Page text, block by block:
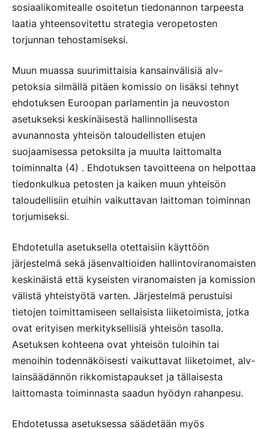
sosiaalikomitealle osoitetun tiedonannon tarpeesta
laatia yhteensovitettu strategia veropetosten
torjunnan tehostamiseksi.
Muun muassa suurimittaisia kansainvälisiä alv-
petoksia silmällä pitäen komissio on lisäksi tehnyt
ehdotuksen Euroopan parlamentin ja neuvoston
asetukseksi keskinäisestä hallinnollisesta
avunannosta yhteisön taloudellisten etujen
suojaamisessa petoksilta ja muulta laittomalta
toiminnalta (4) . Ehdotuksen tavoitteena on helpottaa
tiedonkulkua petosten ja kaiken muun yhteisön
taloudellisiin etuihin vaikuttavan laittoman toiminnan
torjumiseksi.
Ehdotetulla asetuksella otettaisiin käyttöön
järjestelmä sekä jäsenvaltioiden hallintoviranomaisten
keskinäistä että kyseisten viranomaisten ja komission
välistä yhteistyötä varten. Järjestelmä perustuisi
tietojen toimittamiseen sellaisista liiketoimista, jotka
ovat erityisen merkityksellisiä yhteisön tasolla.
Asetuksen kohteena ovat yhteisön tuloihin tai
menoihin todennäköisesti vaikuttavat liiketoimet, alv-
lainsäädännön rikkomistapaukset ja tällaisesta
laittomasta toiminnasta saadun hyödyn rahanpesu.
Ehdotetussa asetuksessa säädetään myös